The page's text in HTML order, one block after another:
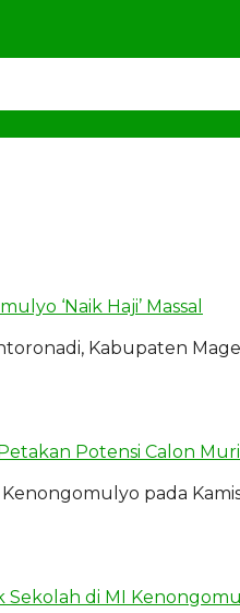
‘Naik Haji’ Massal
Kabupaten
Potensi Calon
pada
Sekolah di MI